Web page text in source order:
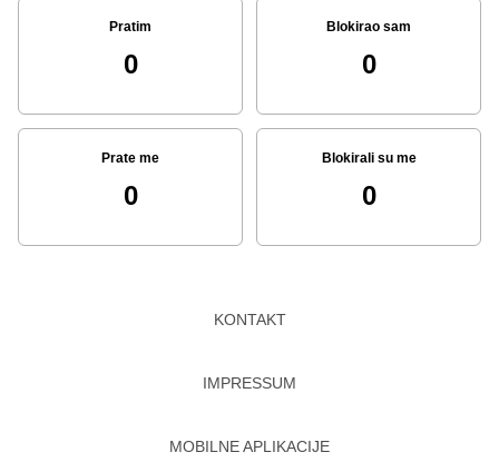
Pratim
0
Blokirao sam
0
Prate me
0
Blokirali su me
0
KONTAKT
IMPRESSUM
MOBILNE APLIKACIJE